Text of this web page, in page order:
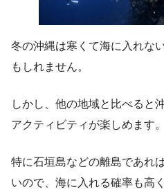
冬の沖縄は寒くて海に入れな
もしれません。
しかし、他の地域と比べると
アクティビティが楽しめます。
特に石垣島などの離島であれ
いので、海に入れる確率も高